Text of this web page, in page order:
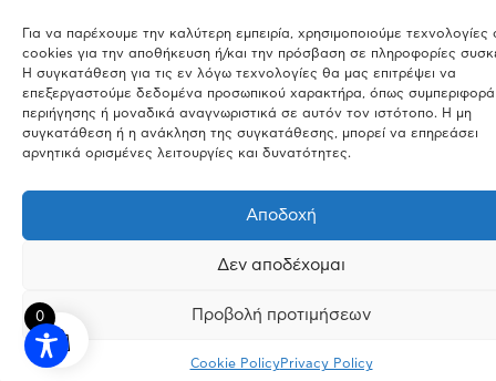
Για να παρέχουμε την καλύτερη εμπειρία, χρησιμοποιούμε τεχνολογίες
cookies για την αποθήκευση ή/και την πρόσβαση σε πληροφορίες
Η συγκατάθεση για τις εν λόγω τεχνολογίες θα μας επιτρέψει να
επεξεργαστούμε δεδομένα προσωπικού χαρακτήρα, όπως συμπεριφορά
περιήγησης ή μοναδικά αναγνωριστικά σε αυτόν τον ιστότοπο. Η μη
συγκατάθεση ή η ανάκληση της συγκατάθεσης, μπορεί να επηρεάσει
αρνητικά ορισμένες λειτουργίες και δυνατότητες.
Αποδοχή
Δεν αποδέχομαι
Προβολή προτιμήσεων
Cookie PolicyPrivacy Policy
0